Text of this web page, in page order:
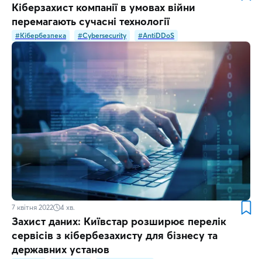
Кіберзахист компанії в умовах війни
перемагають сучасні технології
#Кібербезпека #Cybersecurity #AntiDDoS
7 квітня 2022 4 хв.
Захист даних: Київстар розширює перелік
сервісів з кібербезахисту для бізнесу та
державних установ